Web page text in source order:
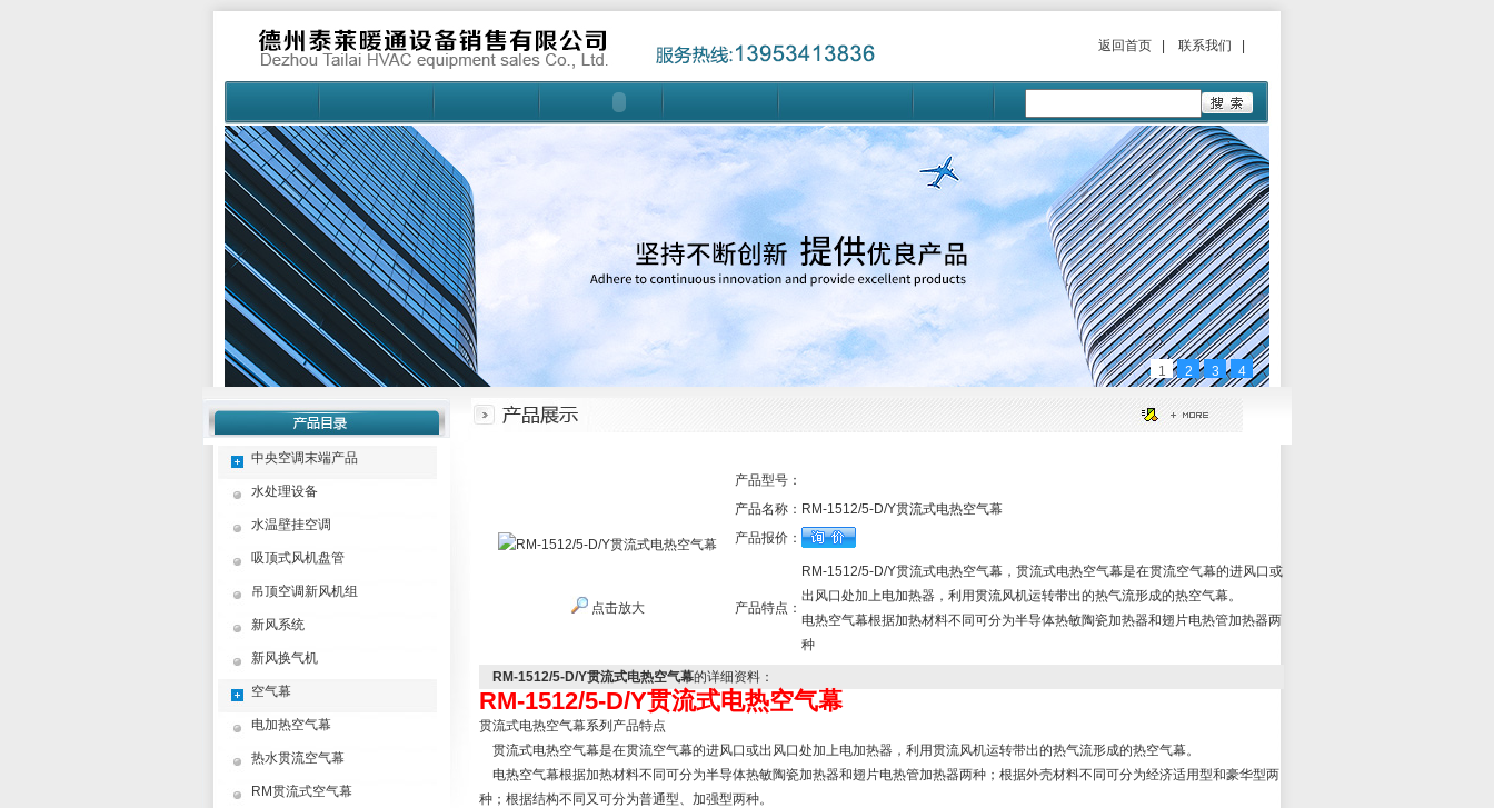
返回首页| 联系我们
1 2 3 4
中央空调末端产品
水处理设备
水温壁挂空调
吸顶式风机盘管
吊顶空调新风机组
新风系统
新风换气机
空气幕
电加热空气幕
热水贯流空气幕
RM贯流式空气幕
点击放大
产品型号：
产品名称： RM-1512/5-D/Y贯流式电热空气幕
产品报价：
产品特点：
RM-1512/5-D/Y贯流式电热空气幕，贯流式电热空气幕是在贯流空气幕的进风口或
出风口处加上电加热器，利用贯流风机运转带出的热气流形成的热空气幕。
电热空气幕根据加热材料不同可分为半导体热敏陶瓷加热器和翅片电热管加热器两
种
RM-1512/5-D/Y贯流式电热空气幕的详细资料：
RM-1512/5-D/Y贯流式电热空气幕
贯流式电热空气幕系列产品特点
贯流式电热空气幕是在贯流空气幕的进风口或出风口处加上电加热器，利用贯流风机运转带出的热气流形成的热空气幕。
电热空气幕根据加热材料不同可分为半导体热敏陶瓷加热器和翅片电热管加热器两种；根据外壳材料不同可分为经济适用型和豪华型两
种；根据结构不同又可分为普通型、加强型两种。